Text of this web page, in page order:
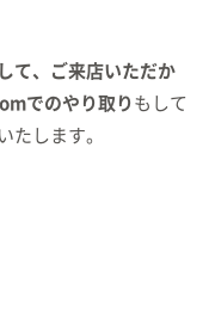
て、ご来店いただか
でのやり取り もして
たします。